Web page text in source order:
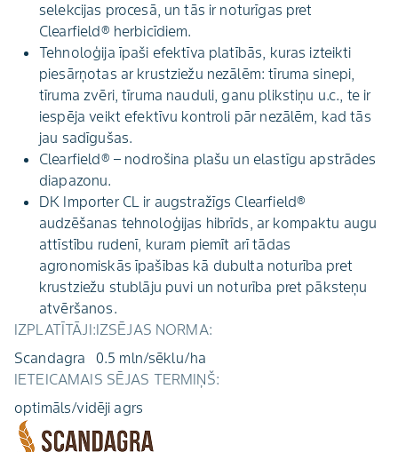
selekcijas procesā, un tās ir noturīgas pret
Clearfield® herbicīdiem.
Tehnoloģija īpaši efektīva platībās, kuras izteikti
piesārņotas ar krustziežu nezālēm: tīruma sinepi,
tīruma zvēri, tīruma nauduli, ganu plikstiņu u.c., te ir
iespēja veikt efektīvu kontroli pār nezālēm, kad tās
jau sadīgušas.
Clearfield® – nodrošina plašu un elastīgu apstrādes
diapazonu.
DK Importer CL ir augstražīgs Clearfield®
audzēšanas tehnoloģijas hibrīds, ar kompaktu augu
attīstību rudenī, kuram piemīt arī tādas
agronomiskās īpašības kā dubulta noturība pret
krustziežu stublāju puvi un noturība pret pāksteņu
atvēršanos.
IZPLATĪTĀJI:
Scandagra
IZSĒJAS NORMA:
0.5 mln/sēklu/ha
IETEICAMAIS SĒJAS TERMIŅŠ:
optimāls/vidēji agrs